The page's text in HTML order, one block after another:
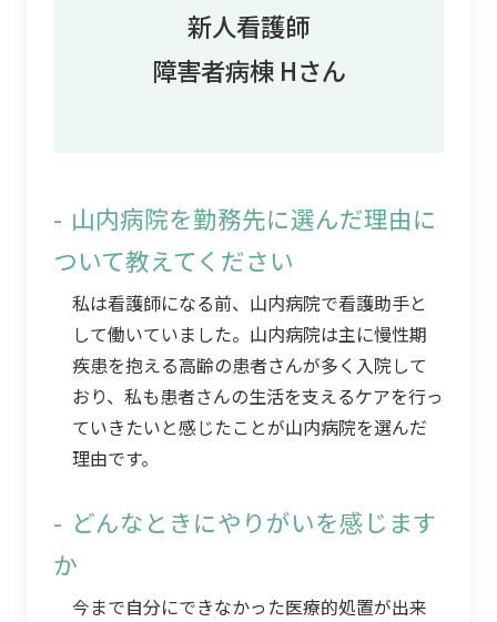
新人看護師
障害者病棟 Hさん
山内病院を勤務先に選んだ理由に
ついて教えてください
私は看護師になる前、山内病院で看護助手と
して働いていました。山内病院は主に慢性期
疾患を抱える高齢の患者さんが多く入院して
おり、私も患者さんの生活を支えるケアを行っ
ていきたいと感じたことが山内病院を選んだ
理由です。
どんなときにやりがいを感じます
か
今まで自分にできなかった医療的処置が出来